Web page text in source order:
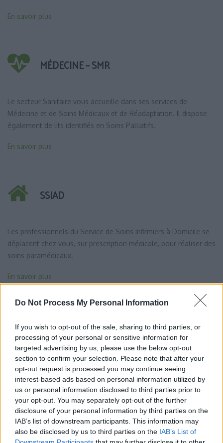
Do Not Process My Personal Information
If you wish to opt-out of the sale, sharing to third parties, or
processing of your personal or sensitive information for
targeted advertising by us, please use the below opt-out
section to confirm your selection. Please note that after your
opt-out request is processed you may continue seeing
interest-based ads based on personal information utilized by
us or personal information disclosed to third parties prior to
your opt-out. You may separately opt-out of the further
disclosure of your personal information by third parties on the
IAB’s list of downstream participants. This information may
also be disclosed by us to third parties on the IAB’s List of
En savoir plus
MÉDECINE – SMR
Le secteur Sanitaire vous accueille dans ses services de
Médecine et de Soins Médicaux et de Réadaptation. Il dispose
également de lits identifiés en Soins Palliatifs.
En savoir plus
SSIAD
Les professionnels du Service de Soins Infirmiers à Domicile se
déplacent chez vous, sur prescription médicale, pour réaliser des
soins paramédicaux.
En savoir plus
ACCUEIL DE JOUR
La « Halte des Saisons » accueille à la journée les personnes
âgées résidant à leur domicile et présentant des troubles légers
du comportement. Il s’agit notamment d’apporter un soutien
aux aidants.
En savoir plus